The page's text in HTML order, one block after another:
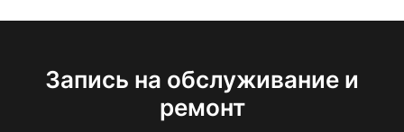
Запись на обслуживание и
ремонт